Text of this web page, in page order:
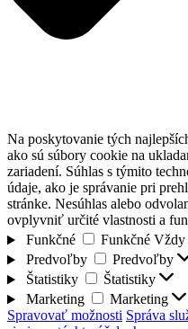
Na poskytovanie tých
ako sú súbory cookie na
zariadení. Súhlas s týmito
údaje, ako je správanie pri
stránke. Nesúhlas alebo
ovplyvniť určité vlastnosti a
Funkčné
Funkčné Vždy
Predvoľby
Predvoľby
Štatistiky
Štatistiky
Marketing
Marketing
Spravovať možnosti Správa